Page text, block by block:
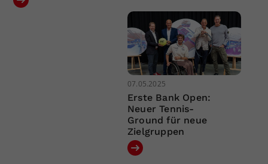
07.05.2025
Erste Bank Open:
Neuer Tennis-
Ground für neue
Zielgruppen